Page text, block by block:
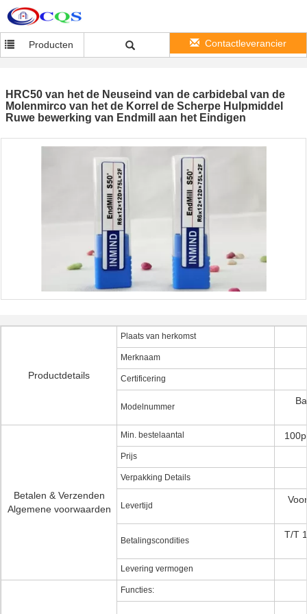
Producten Contactleverancier
HRC50 van het de Neuseind van de carbidebal van de
Molenmirco van het de Korrel de Scherpe Hulpmiddel
Ruwe bewerking van Endmill aan het Eindigen
Productdetails
Plaats van herkomst
Merknaam
Certificering
Modelnummer
Betalen & Verzenden
Algemene voorwaarden
Min. bestelaantal
Prijs
Verpakking Details
Levertijd
Betalingscondities
T/T
Levering vermogen
Functies: